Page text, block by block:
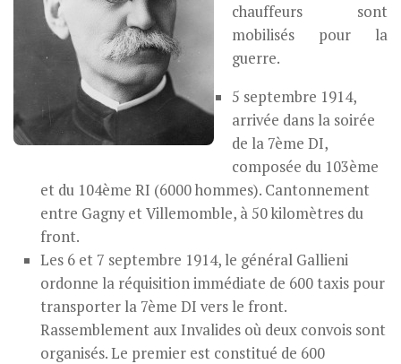
chauffeurs sont
mobilisés pour la
guerre.
5 septembre 1914,
arrivée dans la soirée
de la 7ème DI,
composée du 103ème
et du 104ème RI (6000 hommes). Cantonnement
entre Gagny et Villemomble, à 50 kilomètres du
front.
Les 6 et 7 septembre 1914, le général Gallieni
ordonne la réquisition immédiate de 600 taxis pour
transporter la 7ème DI vers le front.
Rassemblement aux Invalides où deux convois sont
organisés. Le premier est constitué de 600